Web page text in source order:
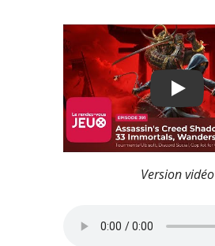
Play
Version vidéo